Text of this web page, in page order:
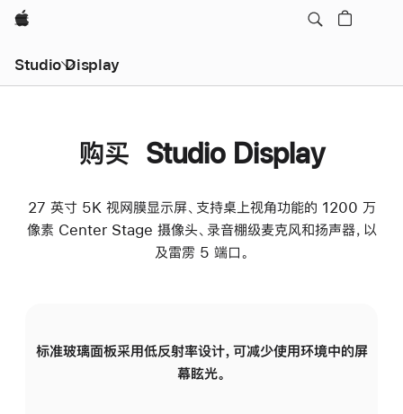
Apple
Studio Display
购买 Studio Display
27 英寸 5K 视网膜显示屏、支持桌上视角功能的 1200 万
像素 Center Stage 摄像头、录音棚级麦克风和扬声器，以
及雷雳 5 端口。
标准玻璃面板采用低反射率设计，可减少使用环境中的屏
幕眩光。